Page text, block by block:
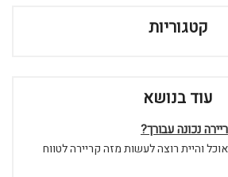
קטגוריות
עוד בנושא
נכונה עבורך?
והיית רוצה לעשות מזה קריירה לטווח